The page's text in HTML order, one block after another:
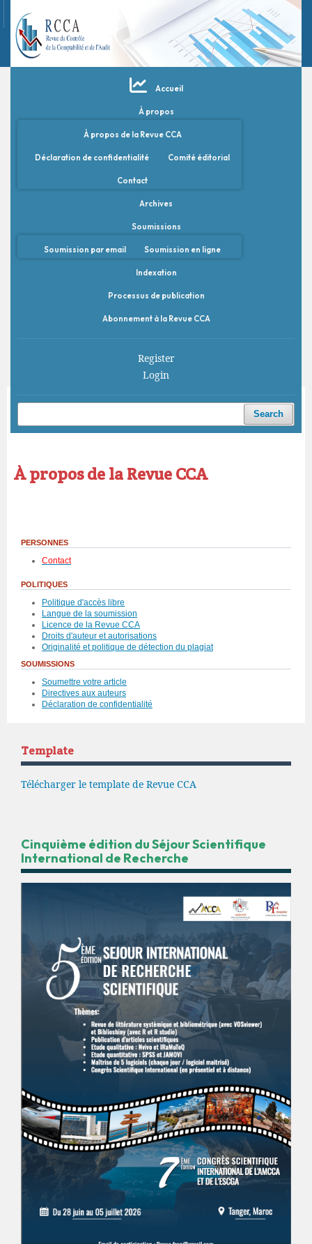
Accueil
À propos
À propos de la Revue CCA
Déclaration de confidentialité Comité éditorial
Contact
Archives
Soumissions
Soumission par email Soumission en ligne
Indexation
Processus de publication
Abonnement à la Revue CCA
Register
Login
Search
Home / À propos de la Revue CCA
À propos de la Revue CCA
PERSONNES
Contact
POLITIQUES
Politique d'accès libre
Langue de la soumission
Licence de la Revue CCA
Droits d'auteur et autorisations
Originalité et politique de détection du plagiat
SOUMISSIONS
Soumettre votre article
Directives aux auteurs
Déclaration de confidentialité
Template
Télécharger le template de Revue CCA
Cinquième édition du Séjour Scientifique
International de Recherche